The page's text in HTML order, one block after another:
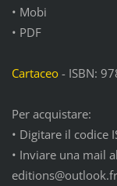
• Mobi
• PDF
Cartaceo- ISBN:
Per acquistare:
• Digitare il codice
• Inviare una mail
editions@outlook.fr